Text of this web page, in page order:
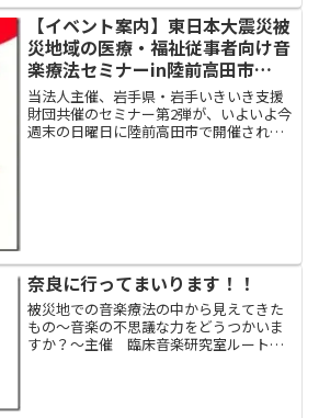
をふまえ、安心して暮らせるまちづくり
の第一歩とす...
【イベント案内】東日本大震災被
災地域の医療・福祉従事者向け音
楽療法セミナーin陸前高田市
2015/7/12
当法人主催、岩手県・岩手いきいき支援
財団共催のセミナー第2弾が、いよいよ今
週末の日曜日に陸前高田市で開催されま
奈良に行ってまいります！！
被災地での音楽療法の中から見えてきた
もの～音楽の不思議な力をどうつかいま
すか？～主催 臨床音楽研究室ルート・